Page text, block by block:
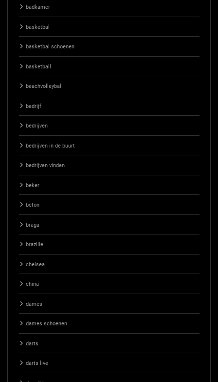
badkamer
basketbal
basketbal schoenen
basketball
beachvolleybal
bedrijf
bedrijven
bedrijven in de buurt
bedrijven vinden
beker
beton
braga
brazilie
chelsea
china
dames
dames schoenen
darts
darts live